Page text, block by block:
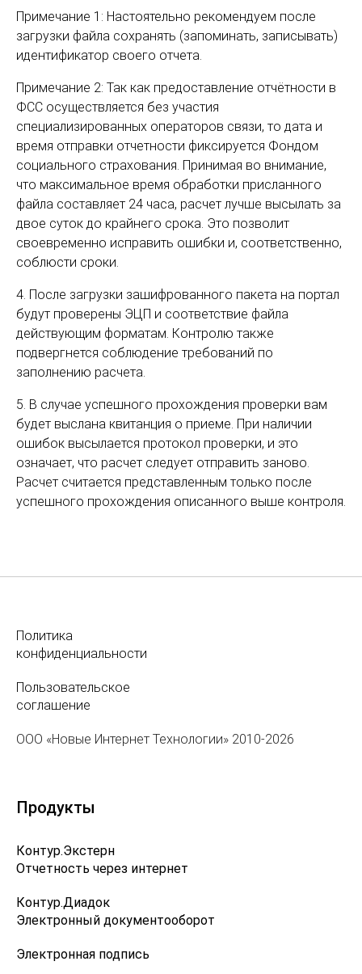
Примечание 1: Настоятельно рекомендуем после
загрузки файла сохранять (запоминать, записывать)
идентификатор своего отчета.
Примечание 2: Так как предоставление отчётности в
ФСС осуществляется без участия
специализированных операторов связи, то дата и
время отправки отчетности фиксируется Фондом
социального страхования. Принимая во внимание,
что максимальное время обработки присланного
файла составляет 24 часа, расчет лучше высылать за
двое суток до крайнего срока. Это позволит
своевременно исправить ошибки и, соответственно,
соблюсти сроки.
4. После загрузки зашифрованного пакета на портал
будут проверены ЭЦП и соответствие файла
действующим форматам. Контролю также
подвергнется соблюдение требований по
заполнению расчета.
5. В случае успешного прохождения проверки вам
будет выслана квитанция о приеме. При наличии
ошибок высылается протокол проверки, и это
означает, что расчет следует отправить заново.
Расчет считается представленным только после
успешного прохождения описанного выше контроля.
Политика
конфиденциальности
Пользовательское
соглашение
ООО «Новые Интернет Технологии» 2010-2026
Продукты
Контур.Экстерн
Отчетность через интернет
Контур.Диадок
Электронный документооборот
Электронная подпись